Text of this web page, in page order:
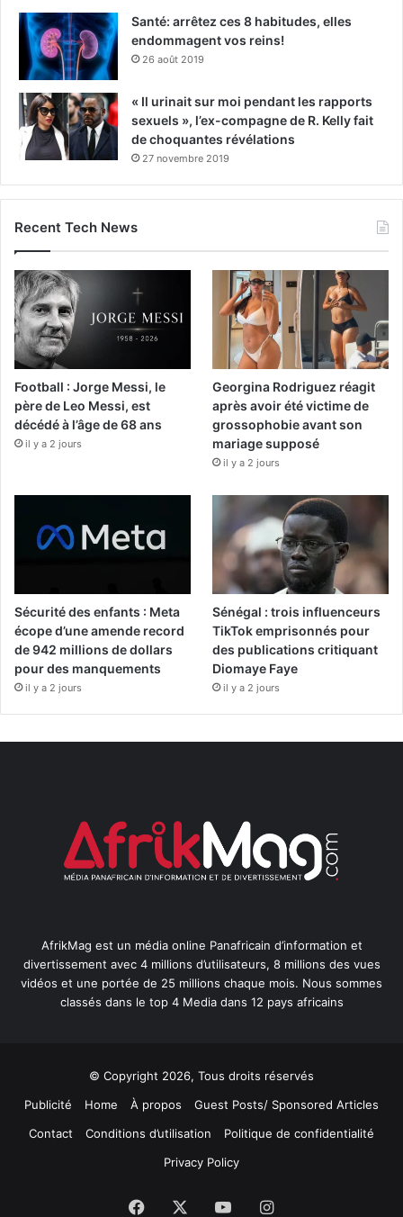
Santé: arrêtez ces 8 habitudes, elles
endommagent vos reins!
26 août 2019
« Il urinait sur moi pendant les rapports
sexuels », l’ex-compagne de R. Kelly fait
de choquantes révélations
27 novembre 2019
Recent Tech News
Football : Jorge Messi, le
père de Leo Messi, est
décédé à l’âge de 68 ans
il y a 2 jours
Georgina Rodriguez réagit
après avoir été victime de
grossophobie avant son
mariage supposé
il y a 2 jours
Sécurité des enfants : Meta
écope d’une amende record
de 942 millions de dollars
pour des manquements
il y a 2 jours
Sénégal : trois influenceurs
TikTok emprisonnés pour
des publications critiquant
Diomaye Faye
il y a 2 jours
AfrikMag est un média online Panafricain d’information et
divertissement avec 4 millions d’utilisateurs, 8 millions des vues
vidéos et une portée de 25 millions chaque mois. Nous sommes
classés dans le top 4 Media dans 12 pays africains
© Copyright 2026, Tous droits réservés
Publicité
Home À propos
Guest Posts/ Sponsored Articles
Contact
Conditions d’utilisation
Politique de confidentialité
Privacy Policy
Facebook YouTubeInstagram